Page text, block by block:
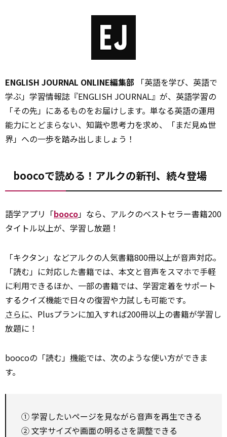
ENGLISH JOURNAL ONLINE編集部 「英語を学び、英語で
学ぶ」学習情報誌『ENGLISH JOURNAL』が、英語学習の
「その先」にあるものをお届けします。単なる英語の運用
能力にとどまらない、知識や思考力を求め、「まだ見ぬ世
界」への一歩を踏み出しましょう！
boocoで読める！アルクの新刊、続々登場
語学アプリ「booco」なら、アルクのベストセラー書籍200
タイトル以上が、学習し放題！
「キクタン」などアルクの人気書籍800冊以上が音声対応。
「読む」に対応した書籍では、本文と音声をスマホで手軽
に利用できるほか、一部の書籍では、学習定着をサポート
するクイズ機能で日々の復習や力試しも可能です。
さらに、Plusプランに加入すれば200冊以上の書籍が学習し
放題に！
boocoの「読む」 機能では、次のような使い方ができま
す。
① 学習したいページを見ながら音声を再生できる
② 文字サイズや画面の明るさを調整できる